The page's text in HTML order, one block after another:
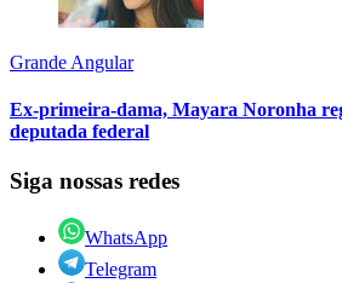
Grande Angular
Ex-primeira-dama, Mayara Noronha
deputada federal
Siga nossas redes
WhatsApp
Telegram